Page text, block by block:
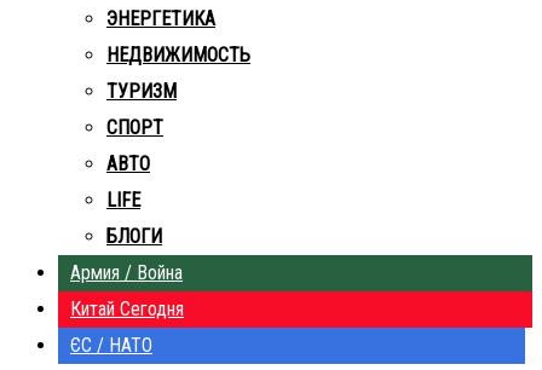
ЭНЕРГЕТИКА
НЕДВИЖИМОСТЬ
ТУРИЗМ
СПОРТ
АВТО
LIFE
БЛОГИ
Армия / Война
Китай Сегодня
ЄС / НАТО